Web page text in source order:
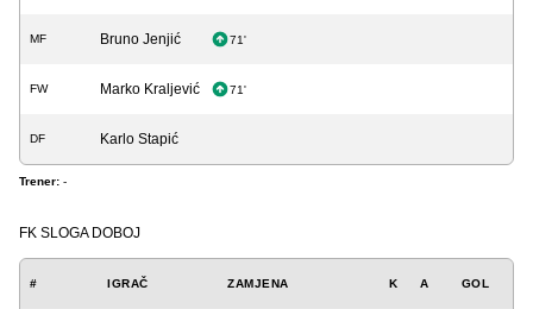
MF Bruno Jenjić 71'
FW Marko Kraljević 71'
DF Karlo Stapić
Trener: -
FK SLOGA DOBOJ
# IGRAČ ZAMJENA K A GOL